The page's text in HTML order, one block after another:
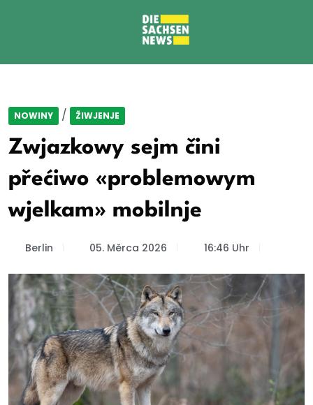
NOWINY / ŽIWJENJE
Zwjazkowy sejm čini
přećiwo «problemowym
wjelkam» mobilnje
Berlin 05. Měrca 2026 16:46 Uhr